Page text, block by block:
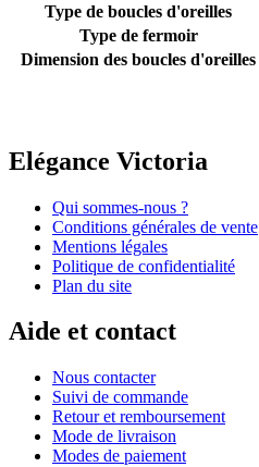
Type de boucles d'oreilles
Type de fermoir
Dimension des boucles d'oreilles
Elégance Victoria
Qui sommes-nous ?
Conditions générales de vente
Mentions légales
Politique de confidentialité
Plan du site
Aide et contact
Nous contacter
Suivi de commande
Retour et remboursement
Mode de livraison
Modes de paiement